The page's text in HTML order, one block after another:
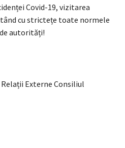
Covid-19, vizitarea
cu strictețe toate normele
autorități!
Externe Consiliul